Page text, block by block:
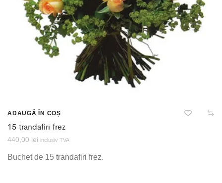
ADAUGĂ ÎN COȘ
15 trandafiri frez
440,00 lei inclusiv TVA
Buchet de 15 trandafiri frez.